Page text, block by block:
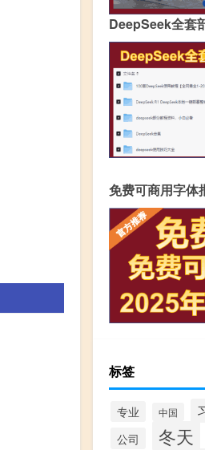
DeepSeek全套
免费可商用字体
标签
专业 中国
公司 冬天